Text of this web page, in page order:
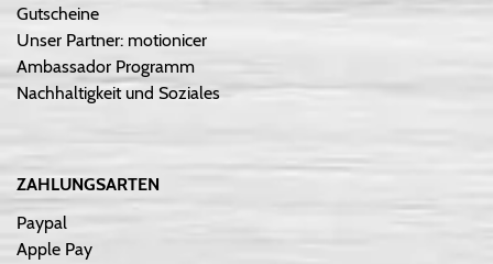
Gutscheine
Unser Partner: motionicer
Ambassador Programm
Nachhaltigkeit und Soziales
ZAHLUNGSARTEN
Paypal
Apple Pay